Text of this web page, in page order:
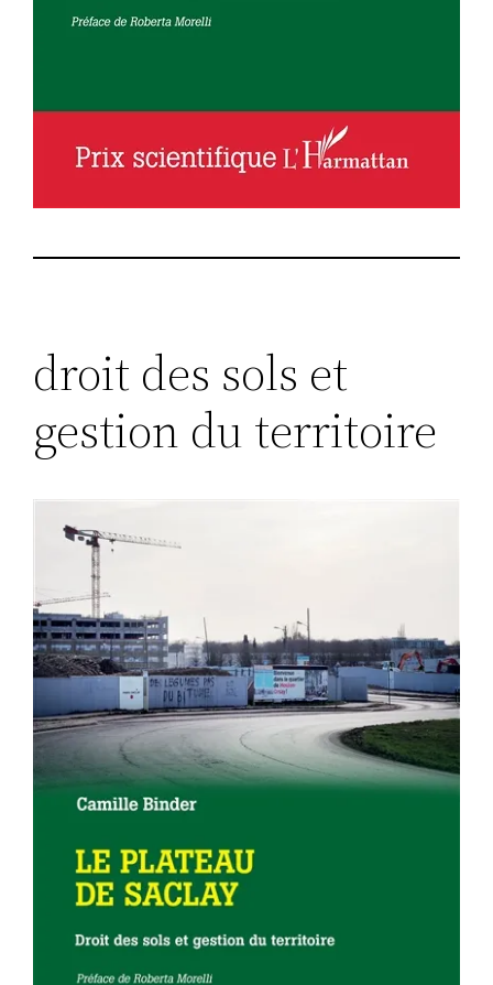
droit des sols et
gestion du territoire